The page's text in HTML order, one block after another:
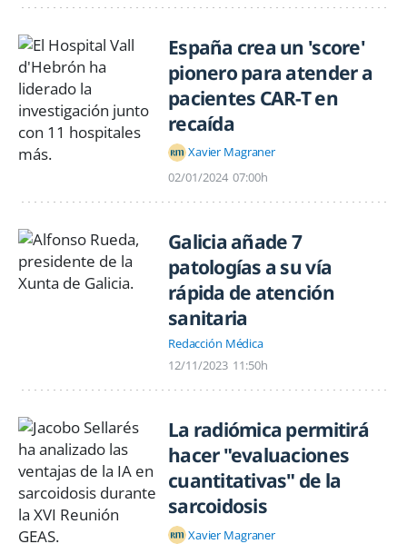
España crea un 'score'
pionero para atender a
pacientes CAR-T en
recaída
Xavier Magraner
02/01/2024 07:00h
Galicia añade 7
patologías a su vía
rápida de atención
sanitaria
Redacción Médica
12/11/2023 11:50h
La radiómica permitirá
hacer "evaluaciones
cuantitativas" de la
sarcoidosis
Xavier Magraner